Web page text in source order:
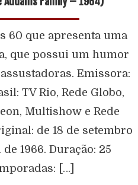
60 que apresenta uma
que possui um humor
Emissora:
TV Rio, Rede Globo,
Multishow e Rede
de 18 de setembro
1966. Duração: 25
[…]